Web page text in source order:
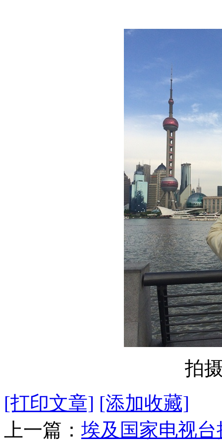
拍
[打印文章] [添加收藏]
上一篇： 埃及国家电视台